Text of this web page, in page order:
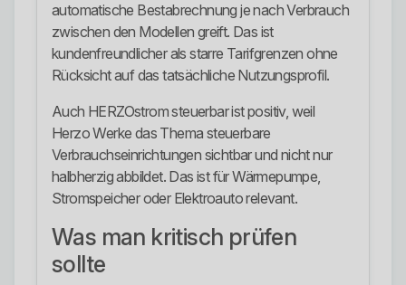
automatische Bestabrechnung je nach Verbrauch
zwischen den Modellen greift. Das ist
kundenfreundlicher als starre Tarifgrenzen ohne
Rücksicht auf das tatsächliche Nutzungsprofil.
Auch HERZOstrom steuerbar ist positiv, weil
Herzo Werke das Thema steuerbare
Verbrauchseinrichtungen sichtbar und nicht nur
halbherzig abbildet. Das ist für Wärmepumpe,
Stromspeicher oder Elektroauto relevant.
Was man kritisch prüfen
sollte